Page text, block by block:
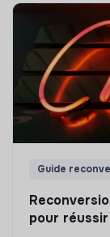
Guide
pour